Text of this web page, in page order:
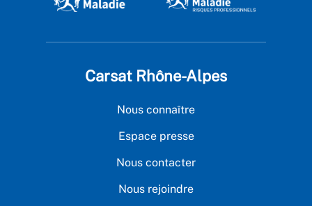
Carsat Rhône-Alpes
Nous connaître
Espace presse
Nous contacter
Nous rejoindre